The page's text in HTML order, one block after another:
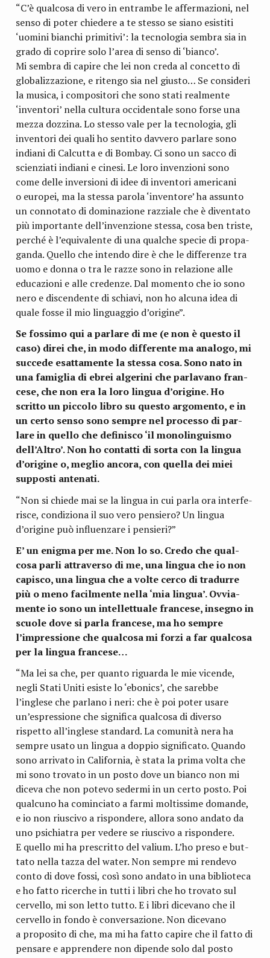
“C’è qual­cosa di vero in entrambe le affer­ma­zioni, nel
senso di poter chie­dere a te stesso se siano esi­stiti
‘uomini bian­chi pri­mi­tivi’: la tec­no­lo­gia sem­bra sia in
grado di coprire solo l’area di senso di ‘bianco’.
Mi sem­bra di capire che lei non creda al con­cetto di
glo­ba­liz­za­zione, e ritengo sia nel giu­sto… Se con­si­deri
la musica, i com­po­si­tori che sono stati real­mente
‘inven­tori’ nella cul­tura occi­den­tale sono forse una
mezza doz­zina. Lo stesso vale per la tec­no­lo­gia, gli
inven­tori dei quali ho sen­tito dav­vero par­lare sono
indiani di Cal­cutta e di Bom­bay. Ci sono un sacco di
scien­ziati indiani e cinesi. Le loro inven­zioni sono
come delle inver­sioni di idee di inven­tori ame­ri­cani
o euro­pei, ma la stessa parola ‘inven­tore’ ha assunto
un con­no­tato di domi­na­zione raz­ziale che è diven­tato
più impor­tante dell’invenzione stessa, cosa ben tri­ste,
per­ché è l’equivalente di una qual­che spe­cie di pro­pa­
ganda. Quello che intendo dire è che le dif­fe­renze tra
uomo e donna o tra le razze sono in rela­zione alle
edu­ca­zioni e alle cre­denze. Dal momento che io sono
nero e discen­dente di schiavi, non ho alcuna idea di
quale fosse il mio lin­guag­gio d’origine”.
Se fos­simo qui a par­lare di me (e non è que­sto il
caso) direi che, in modo dif­fe­rente ma ana­logo, mi
suc­cede esat­ta­mente la stessa cosa. Sono nato in
una fami­glia di ebrei alge­rini che par­la­vano fran­
cese, che non era la loro lin­gua d’origine. Ho
scritto un pic­colo libro su que­sto argo­mento, e in
un certo senso sono sem­pre nel pro­cesso di par­
lare in quello che defi­ni­sco ‘il mono­lin­gui­smo
dell’Altro’. Non ho con­tatti di sorta con la lin­gua
d’origine o, meglio ancora, con quella dei miei
sup­po­sti antenati.
“Non si chiede mai se la lin­gua in cui parla ora inter­fe­
ri­sce, con­di­ziona il suo vero pen­siero? Un lin­gua
d’origine può influen­zare i pensieri?”
E’ un enigma per me. Non lo so. Credo che qual­
cosa parli attra­verso di me, una lin­gua che io non
capi­sco, una lin­gua che a volte cerco di tra­durre
più o meno facil­mente nella ‘mia lin­gua’. Ovvia­
mente io sono un intel­let­tuale fran­cese, inse­gno in
scuole dove si parla fran­cese, ma ho sem­pre
l’impressione che qual­cosa mi forzi a far qual­cosa
per la lin­gua francese…
“Ma lei sa che, per quanto riguarda le mie vicende,
negli Stati Uniti esi­ste lo ‘ebo­nics’, che sarebbe
l’inglese che par­lano i neri: che è poi poter usare
un’espressione che signi­fica qual­cosa di diverso
rispetto all’inglese stan­dard. La comu­nità nera ha
sem­pre usato un lin­gua a dop­pio signi­fi­cato. Quando
sono arri­vato in Cali­for­nia, è stata la prima volta che
mi sono tro­vato in un posto dove un bianco non mi
diceva che non potevo sedermi in un certo posto. Poi
qual­cuno ha comin­ciato a farmi mol­tis­sime domande,
e io non riu­scivo a rispon­dere, allora sono andato da
uno psi­chia­tra per vedere se riu­scivo a rispon­dere.
E quello mi ha pre­scritto del valium. L’ho preso e but­
tato nella tazza del water. Non sem­pre mi ren­devo
conto di dove fossi, così sono andato in una biblio­teca
e ho fatto ricer­che in tutti i libri che ho tro­vato sul
cer­vello, mi son letto tutto. E i libri dice­vano che il
cer­vello in fondo è con­ver­sa­zione. Non dice­vano
a pro­po­sito di che, ma mi ha fatto capire che il fatto di
pen­sare e appren­dere non dipende solo dal posto